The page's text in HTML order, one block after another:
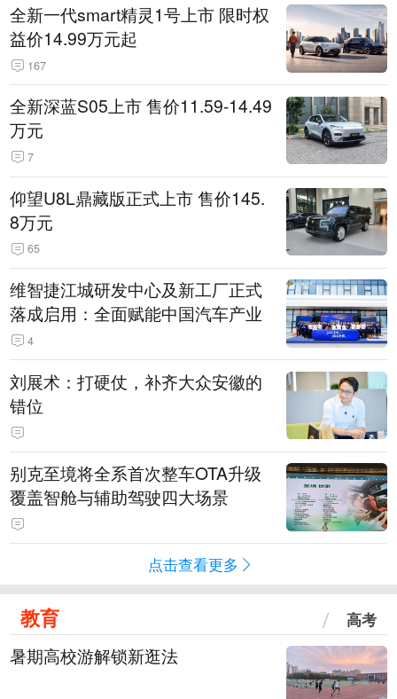
全新一代smart精灵1号上市 限时权
益价14.99万元起
167
全新深蓝S05上市 售价11.59-14.49
万元
7
仰望U8L鼎藏版正式上市 售价145.
8万元
65
维智捷江城研发中心及新工厂正式
落成启用：全面赋能中国汽车产业
4
刘展术：打硬仗，补齐大众安徽的
错位
别克至境将全系首次整车OTA升级
覆盖智舱与辅助驾驶四大场景
点击查看更多
教育 高考
暑期高校游解锁新逛法